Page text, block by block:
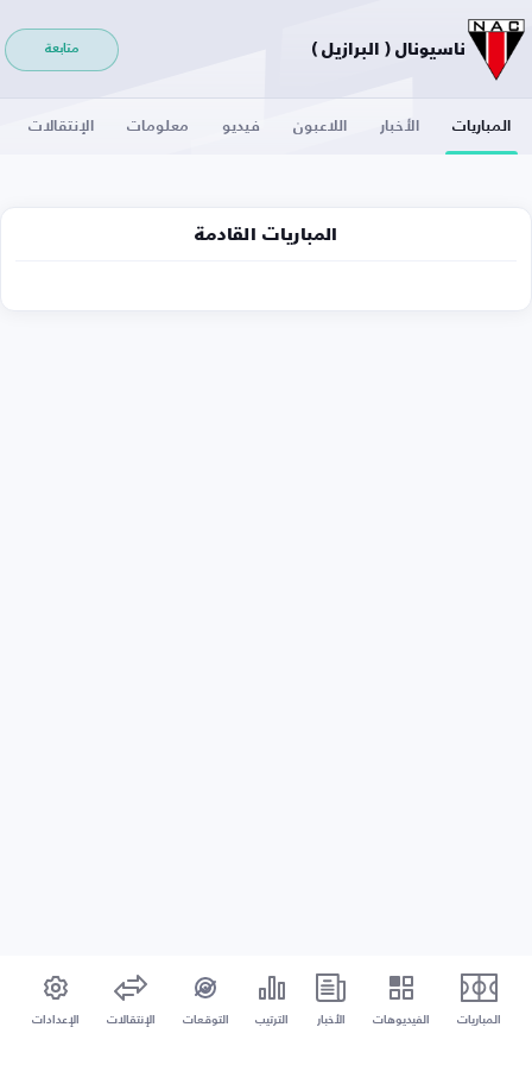
ناسيونال ( البرازيل ) متابعة
المباريات الأخبار اللاعبون فيديو معلومات الإنتقالات
المباريات القادمة
المباريات الفيديوهات الأخبار الترتيب التوقعات الإنتقالات الإعدادات